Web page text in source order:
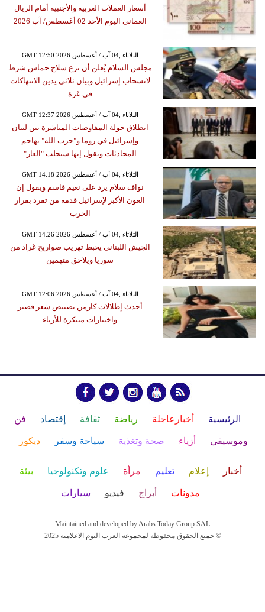
أسعار العملات العربية والأجنبية أمام الريال
العماني اليوم الأحد 02 أغسطس/ آب 2026
GMT 12:50 2026 الثلاثاء ,04 آب / أغسطس
مجلس السلام يُعلن أن نزع سلاح حماس شرط
لانسحاب إسرائيل وبيان ثلاثي يدين الانتهاكات
في غزة
GMT 12:37 2026 الثلاثاء ,04 آب / أغسطس
انطلاق جولة المفاوضات المباشرة بين لبنان
وإسرائيل في روما و"حزب الله" يهاجم
المحادثات ويقول إنها ستجلب "العار"
GMT 14:18 2026 الثلاثاء ,04 آب / أغسطس
نواف سلام يرد على نعيم قاسم ويقول إن
العون الأكبر لإسرائيل قدمه من تفرد بقرار
الحرب
GMT 14:26 2026 الثلاثاء ,04 آب / أغسطس
الجيش اللبناني يحبط تهريب صواريخ غراد من
سوريا ويلاحق متهمين
GMT 12:06 2026 الثلاثاء ,04 آب / أغسطس
أحدث إطلالات كارمن بصيبص شعر قصير
واختيارات مبتكرة للأزياء
الرئيسية أخبارعاجلة رياضة ثقافة إقتصاد فن
وموسيقى أزياء صحة وتغذية سياحة وسفر ديكور
أخبار إعلام تعليم مرأة علوم وتكنولوجيا بيئة
مدونات أبراج فيديو سيارات
Maintained and developed by Arabs Today Group SAL
جميع الحقوق محفوظة لمجموعة العرب اليوم الاعلامية 2025 ©